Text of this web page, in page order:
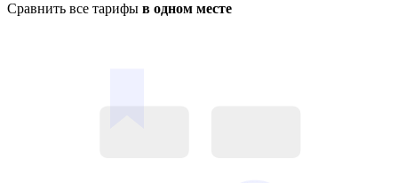
Сравнить все тарифы в одном месте